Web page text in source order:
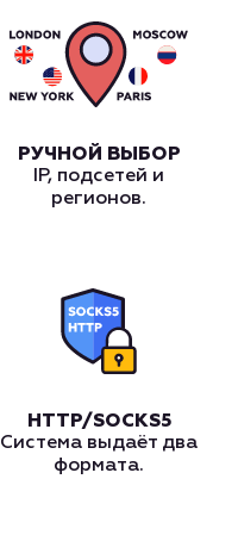
РУЧНОЙ ВЫБОР
IP, подсетей и
регионов.
HTTP/SOCKS5
Система выдаёт два
формата.